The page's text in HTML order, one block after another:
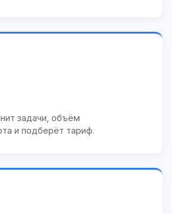
задачи, объём
и подберёт тариф.